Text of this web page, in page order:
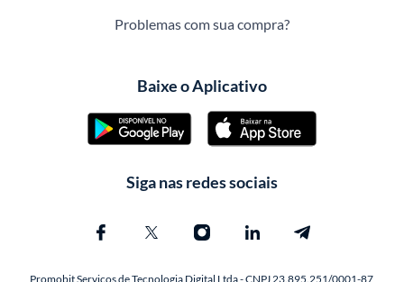
Problemas com sua compra?
Baixe o Aplicativo
Siga nas redes sociais
Promobit Servicos de Tecnologia Digital Ltda - CNPJ 23.895.251/0001-87